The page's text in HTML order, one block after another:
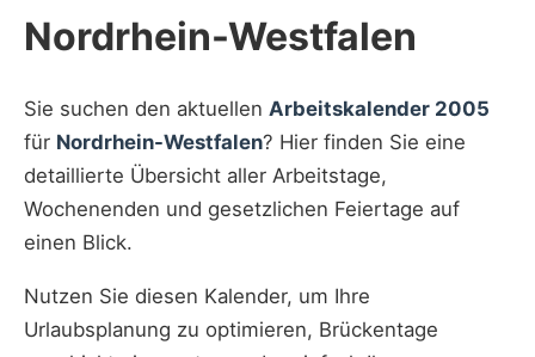
Nordrhein-Westfalen
Sie suchen den aktuellen Arbeitskalender 2005
für Nordrhein-Westfalen? Hier finden Sie eine
detaillierte Übersicht aller Arbeitstage,
Wochenenden und gesetzlichen Feiertage auf
einen Blick.
Nutzen Sie diesen Kalender, um Ihre
Urlaubsplanung zu optimieren, Brückentage